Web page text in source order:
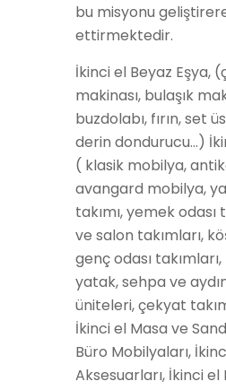
bu misyonu
ettirmektedir.
İkinci el Beyaz Eşya,
makinası, bulaşık
buzdolabı, fırın, set
derin dondurucu…)
( klasik mobilya,
avangard mobilya,
takımı, yemek odası
ve salon takımları,
genç odası
yatak, sehpa ve
üniteleri, çekyat
İkinci el Masa ve
Büro Mobilyaları,
Aksesuarları, İkinci el